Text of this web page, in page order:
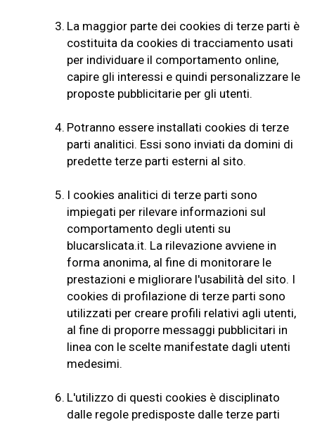
3. La maggior parte dei cookies di terze parti è
costituita da cookies di tracciamento usati
per individuare il comportamento online,
capire gli interessi e quindi personalizzare le
proposte pubblicitarie per gli utenti.
4. Potranno essere installati cookies di terze
parti analitici. Essi sono inviati da domini di
predette terze parti esterni al sito.
5. I cookies analitici di terze parti sono
impiegati per rilevare informazioni sul
comportamento degli utenti su
blucarslicata.it. La rilevazione avviene in
forma anonima, al fine di monitorare le
prestazioni e migliorare l'usabilità del sito. I
cookies di profilazione di terze parti sono
utilizzati per creare profili relativi agli utenti,
al fine di proporre messaggi pubblicitari in
linea con le scelte manifestate dagli utenti
medesimi.
6. L'utilizzo di questi cookies è disciplinato
dalle regole predisposte dalle terze parti